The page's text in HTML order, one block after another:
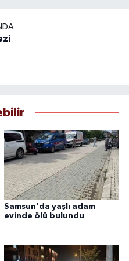
Samsun'da yaşlı adam
evinde ölü bulundu